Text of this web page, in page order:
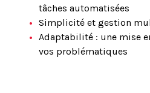
tâches automatisées
Simplicité et gestion
Adaptabilité : une mise
vos problématiques